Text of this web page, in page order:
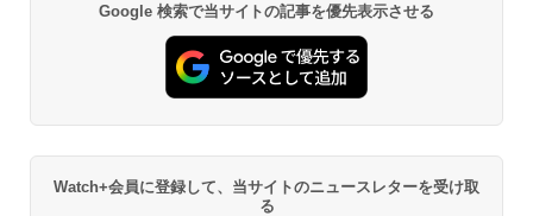
Google 検索で当サイトの記事を優先表示させる
Watch+会員に登録して、当サイトのニュースレターを受け取
る